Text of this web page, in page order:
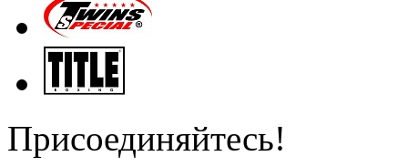
Присоединяйтесь!